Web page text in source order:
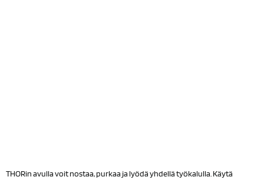
THORin avulla voit nostaa, purkaa ja lyödä yhdellä työkalulla. Käytä